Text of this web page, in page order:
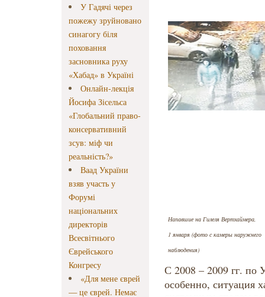
У Гадячі через
пожежу зруйновано
синагогу біля
поховання
засновника руху
«Хабад» в Україні
Онлайн-лекція
Йосифа Зісельса
«Глобальний право-
консервативний
зсув: міф чи
реальність?»
Ваад України
взяв участь у
Форумі
національних
директорів
Всесвітнього
Єврейського
Конгресу
«Для мене єврей
— це єврей. Немає
Напавшие на Гилеля Вертхаймера,
1 января (фото с камеры наружнего
наблюдения)
С 2008 – 2009 гг. по
особенно, ситуация